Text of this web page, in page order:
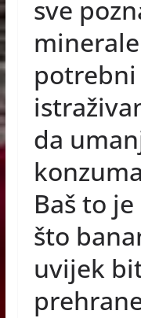
e
b
o
o
k
e
n
g
er
s
A
p
p
sve
da
Baš to
što
uvijek